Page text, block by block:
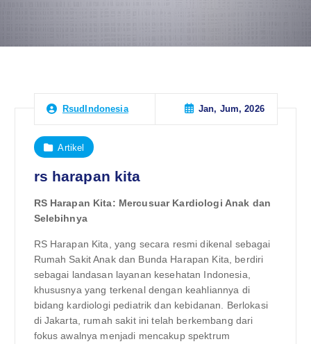
RsudIndonesia Jan, Jum, 2026
Artikel
rs harapan kita
RS Harapan Kita: Mercusuar Kardiologi Anak dan
Selebihnya
RS Harapan Kita, yang secara resmi dikenal sebagai
Rumah Sakit Anak dan Bunda Harapan Kita, berdiri
sebagai landasan layanan kesehatan Indonesia,
khususnya yang terkenal dengan keahliannya di
bidang kardiologi pediatrik dan kebidanan. Berlokasi
di Jakarta, rumah sakit ini telah berkembang dari
fokus awalnya menjadi mencakup spektrum